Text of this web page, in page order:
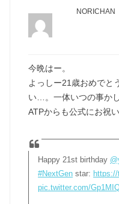
NORICHAN
今晩はー。
よっしー21歳おめで
い…。一体いつの事か
ATPからも公式にお祝い
Happy 21st birthday
#NextGen star:
pic.twitter.com/